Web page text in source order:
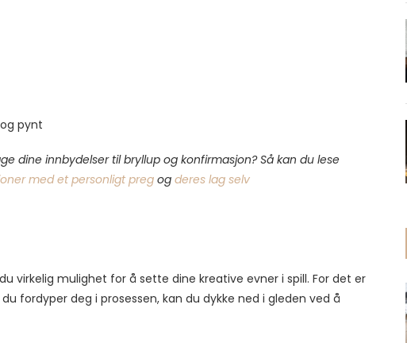
pynt
dine innbydelser til bryllup og konfirmasjon? Så kan du lese
med et personligt preg og deres lag selv
virkelig mulighet for å sette dine kreative evner i spill. For det er
fordyper deg i prosessen, kan du dykke ned i gleden ved å